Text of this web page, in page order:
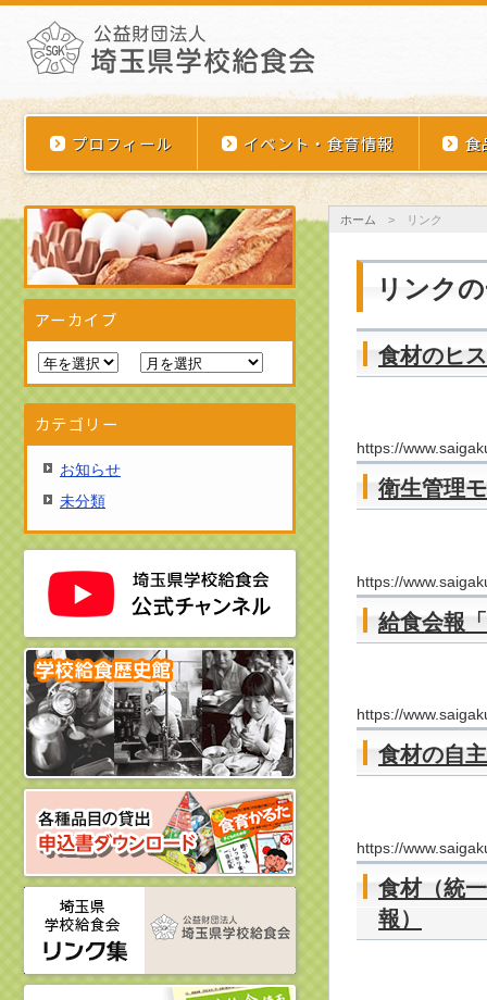
プロフィール イベント・食育情報 食
ホーム > リンク
リンク
食材のヒ
https://
衛生管理
https://
給食会報
https://
食材の自
https://
食材（統
報）
アーカイブ
カテゴリー
お知らせ
未分類